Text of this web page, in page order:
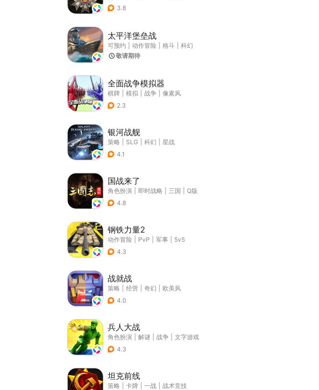
3.8
太平洋堡垒战
可预约 动作冒险 格斗
科幻
敬请期待
全面战争模拟器
棋牌 模拟 战争
像素风
2.3
银河战舰
策略 SLG 科幻
星战
4.1
国战来了
角色扮演 即时战略 三国
Q版
4.8
钢铁力量2
动作冒险 PvP 军事
5v5
4.3
战就战
策略 经营 奇幻
欧美风
4.0
兵人大战
角色扮演 解谜 战争
文字游戏
4.3
坦克前线
策略 卡牌 一战
战术竞技